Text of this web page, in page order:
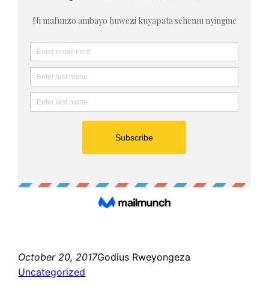
October 20, 2017Godius Rweyongeza
Uncategorized